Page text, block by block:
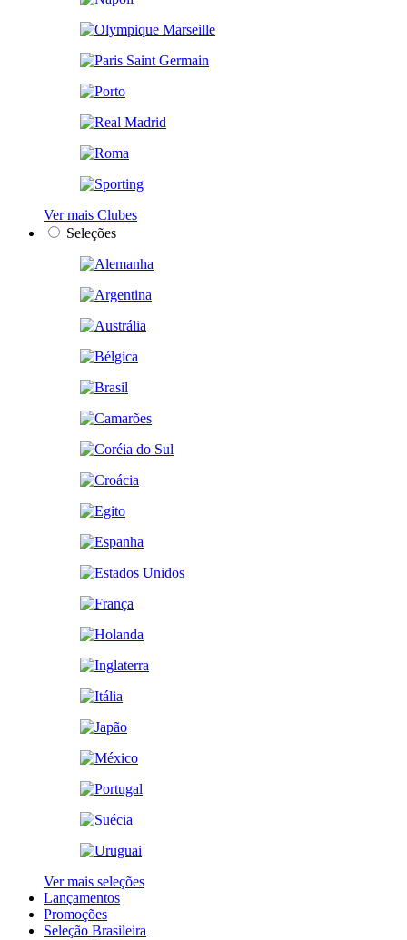
Ver mais Clubes
Seleções
Ver mais seleções
Lançamentos
Promoções
Seleção Brasileira